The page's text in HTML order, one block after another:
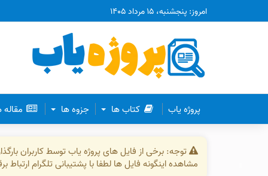
امروز: پنجشنبه، ۱۵ مرداد ۱۴۰۵
پروژه یاب کتاب ها جزوه ها
توجه: برخی از فایل های پروژه یاب توسط کاربران
مشاهده اینگونه فایل ها لطفا با پشتیبانی تلگرام